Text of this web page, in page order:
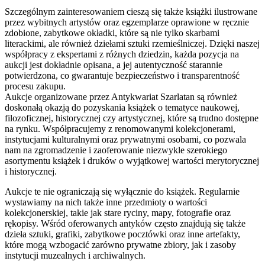
Szczególnym zainteresowaniem cieszą się także książki ilustrowane
przez wybitnych artystów oraz egzemplarze oprawione w ręcznie
zdobione, zabytkowe okładki, które są nie tylko skarbami
literackimi, ale również dziełami sztuki rzemieślniczej. Dzięki naszej
współpracy z ekspertami z różnych dziedzin, każda pozycja na
aukcji jest dokładnie opisana, a jej autentyczność starannie
potwierdzona, co gwarantuje bezpieczeństwo i transparentność
procesu zakupu.
Aukcje organizowane przez Antykwariat Szarlatan są również
doskonałą okazją do pozyskania książek o tematyce naukowej,
filozoficznej, historycznej czy artystycznej, które są trudno dostępne
na rynku. Współpracujemy z renomowanymi kolekcjonerami,
instytucjami kulturalnymi oraz prywatnymi osobami, co pozwala
nam na zgromadzenie i zaoferowanie niezwykle szerokiego
asortymentu książek i druków o wyjątkowej wartości merytorycznej
i historycznej.
Aukcje te nie ograniczają się wyłącznie do książek. Regularnie
wystawiamy na nich także inne przedmioty o wartości
kolekcjonerskiej, takie jak stare ryciny, mapy, fotografie oraz
rękopisy. Wśród oferowanych antyków często znajdują się także
dzieła sztuki, grafiki, zabytkowe pocztówki oraz inne artefakty,
które mogą wzbogacić zarówno prywatne zbiory, jak i zasoby
instytucji muzealnych i archiwalnych.